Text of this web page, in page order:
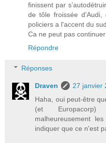
finissent par
de tôle froissée
policiers a l'accent du
Ca ne peut pas
Répondre
Réponses
Draven
27 janvier
Haha, oui peut-être
(et
malheureusement
indiquer que ce n'est